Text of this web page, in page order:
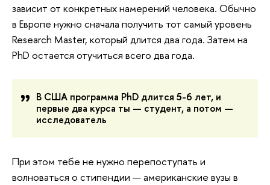
зависит от конкретных намерений человека. Обычно
в Европе нужно сначала получить тот самый уровень
Research Master, который длится два года. Затем на
РhD остается отучиться всего два года.
В США программа PhD длится 5-6 лет, и
первые два курса ты — студент, а потом —
исследователь
При этом тебе не нужно перепоступать и
волноваться о стипендии — американские вузы в